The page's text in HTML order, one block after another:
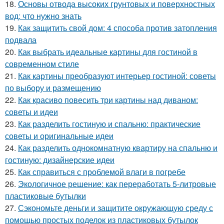
18. Основы отвода высоких грунтовых и поверхностных
вод: что нужно знать
19. Как защитить свой дом: 4 способа против затопления
подвала
20. Как выбрать идеальные картины для гостиной в
современном стиле
21. Как картины преобразуют интерьер гостиной: советы
по выбору и размещению
22. Как красиво повесить три картины над диваном:
советы и идеи
23. Как разделить гостиную и спальню: практические
советы и оригинальные идеи
24. Как разделить однокомнатную квартиру на спальню и
гостиную: дизайнерские идеи
25. Как справиться с проблемой влаги в погребе
26. Экологичное решение: как переработать 5-литровые
пластиковые бутылки
27. Сэкономьте деньги и защитите окружающую среду с
помощью простых поделок из пластиковых бутылок